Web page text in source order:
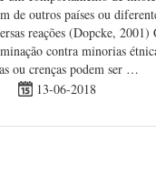
de outros países ou
reações (Dopcke,
contra minorias
ou crenças podem ser …
13-06-2018